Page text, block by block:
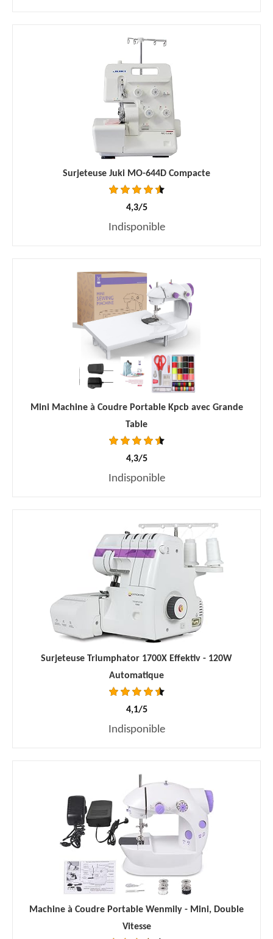
Surjeteuse Juki MO-644D Compacte
4,3/5
Indisponible
Mini Machine à Coudre Portable Kpcb avec Grande
Table
4,3/5
Indisponible
Surjeteuse Triumphator 1700X Effektiv - 120W
Automatique
4,1/5
Indisponible
Machine à Coudre Portable Wenmily - Mini, Double
Vitesse